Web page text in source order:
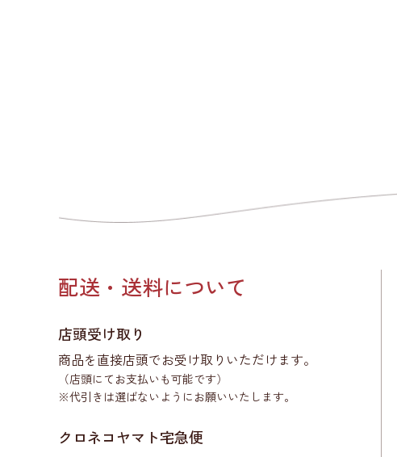
配送・送料について
店頭受け取り
商品を直接店頭でお受け取りいただけます。
（店頭にてお支払いも可能です）
※代引きは選ばないようにお願いいたします。
クロネコヤマト宅急便